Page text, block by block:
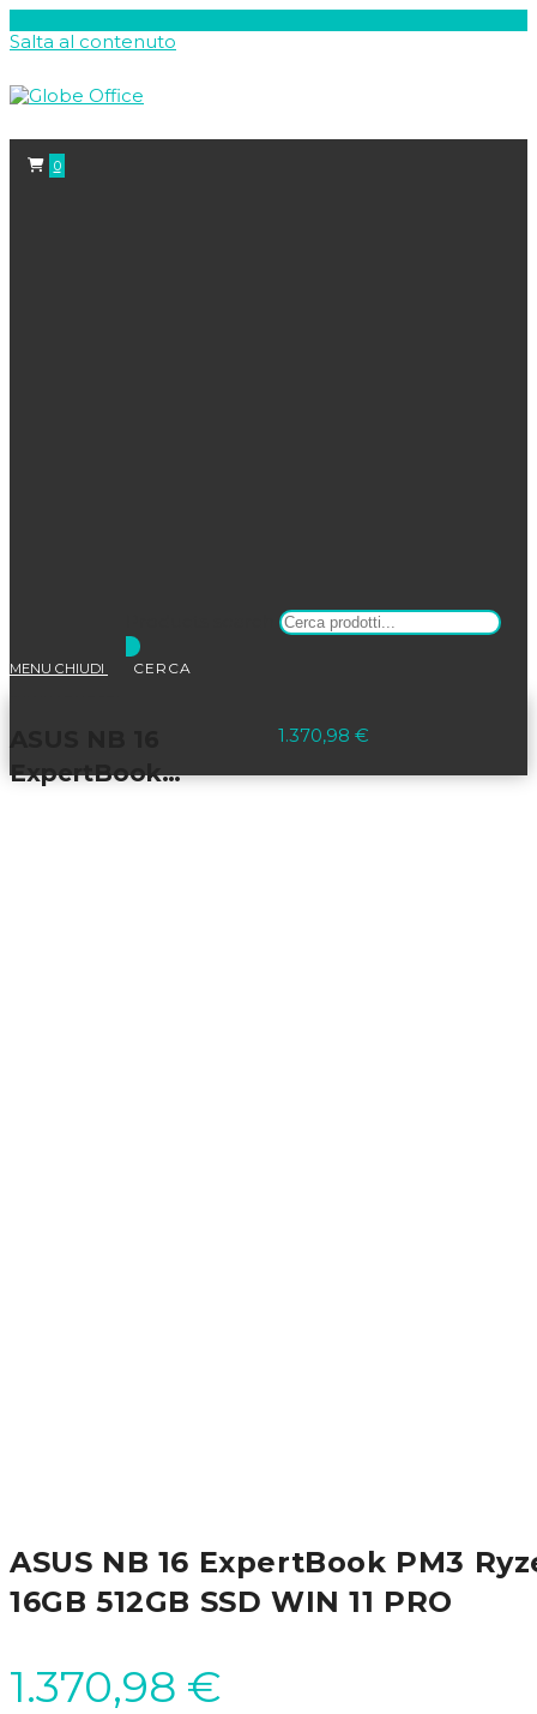
Salta al contenuto
0
MENU CHIUDI
ExpertBook…
1.370,98€
ASUS NB 16 ExpertBook PM3
16GB 512GB SSD WIN 11 PRO
1.370,98 €